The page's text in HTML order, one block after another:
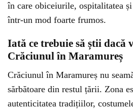
în care obiceiurile, ospitalitatea
într-un mod foarte frumos.
Iată ce trebuie să știi dacă
Crăciunul în Maramureș
Crăciunul în Maramureș nu
sărbătoare din restul țării. Zona
autenticitatea tradițiilor,